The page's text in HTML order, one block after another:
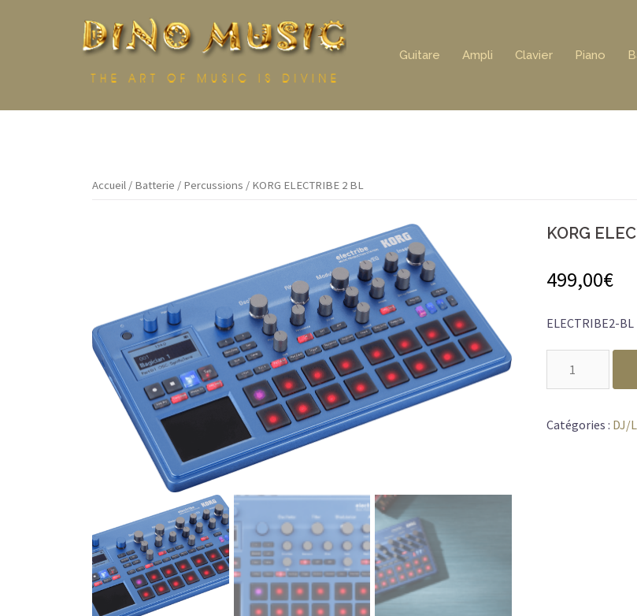
Guitare Ampli Clavier Piano
Accueil / Batterie / Percussions / KORG ELECTRIBE 2 BL
KORG
499,00€
ELECTRIBE2-BL
ELECTRIBE
Catégories : DJ/